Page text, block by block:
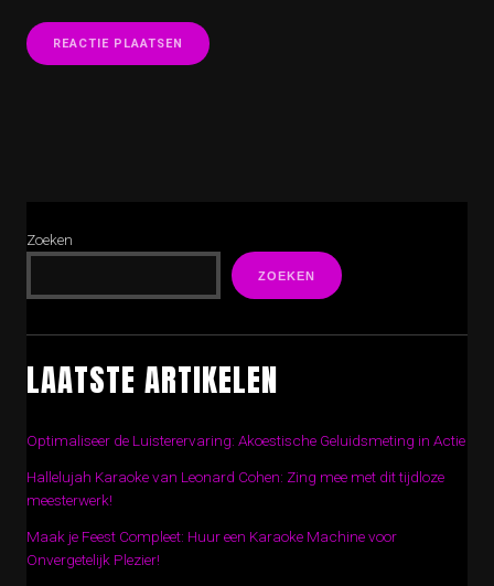
Zoeken
ZOEKEN
LAATSTE ARTIKELEN
Optimaliseer de Luisterervaring: Akoestische Geluidsmeting in Actie
Hallelujah Karaoke van Leonard Cohen: Zing mee met dit tijdloze
meesterwerk!
Maak je Feest Compleet: Huur een Karaoke Machine voor
Onvergetelijk Plezier!